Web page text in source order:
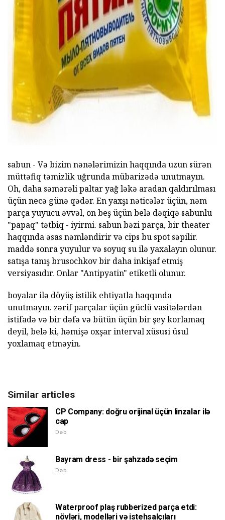
ad
sabun - Və bizim nənələrimizin haqqında uzun sürən
müttəfiq təmizlik uğrunda mübarizədə unutmayın.
Oh, daha səmərəli paltar yağ ləkə aradan qaldırılması
üçün necə günə qədər. En yaxşı nəticələr üçün, nəm
parça yuyucu əvvəl, on beş üçün belə dəqiqə sabunlu
"papaq" tətbiq - iyirmi. sabun bəzi parça, bir theater
haqqında əsas nəmləndirir və cips bu spot səpilir.
maddə sonra yuyulur və soyuq su ilə yaxalayın olunur.
satışa tanış brusochkov bir daha inkişaf etmiş
versiyasıdır. Onlar "Antipyatin" etiketli olunur.
boyalar ilə döyüş istilik ehtiyatla haqqında
unutmayın. zərif parçalar üçün güclü vasitələrdən
istifadə və bir dəfə və bütün üçün bir şey korlamaq
deyil, belə ki, həmişə oxşar interval xüsusi üsul
yoxlamaq etməyin.
Similar articles
CP Company: doğru orijinal üçün linzalar ilə
cap
Dəb
Bayram dress - bir şahzadə seçim
Dəb
Waterproof plaş rubberized parça etdi:
növləri, modelləri və istehsalçıları